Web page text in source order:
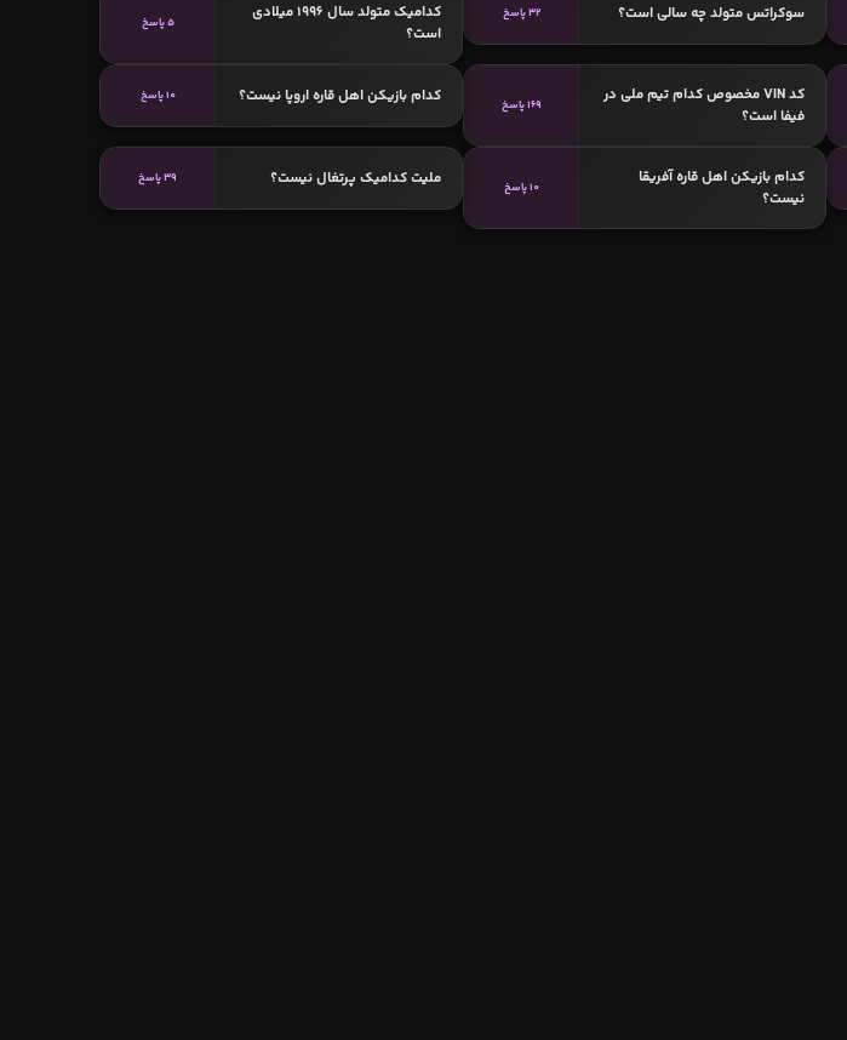
سوکراتس متولد چه سالی است؟ 32 پاسخ
کدامیک متولد سال 1996 میلادی
است؟
5 پاسخ
کد VIN مخصوص کدام تیم ملی در
فیفا است؟
169 پاسخ کدام بازیکن اهل قاره اروپا نیست؟ 10 پاسخ
کدام بازیکن اهل قاره آفریقا
نیست؟
10 پاسخ ملیت کدامیک پرتغال نیست؟ 39 پاسخ